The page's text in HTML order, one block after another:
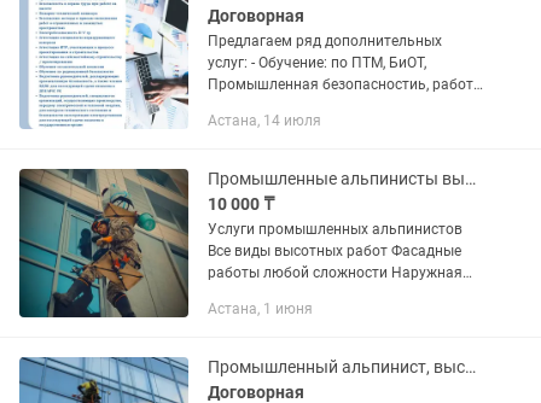
Договорная
Предлагаем ряд дополнительных
услуг: - Обучение: по ПТМ, БиОТ,
Промышленная безопасностиь, работа
группа допуска, квалификационная
Астана, 14 июля
Промышленные альпинисты выстоники скалолазы
10 000 ₸
Услуги промышленных альпинистов
Все виды высотных работ Фасадные
работы любой сложности Наружная
выезд
Астана, 1 июня
Промышленный альпинист, высотник
Договорная